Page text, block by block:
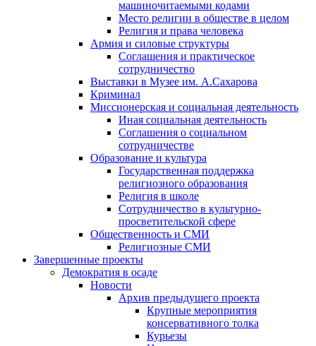
машиночитаемыми кодами
Место религии в обществе в целом
Религия и права человека
Армия и силовые структуры
Соглашения и практическое
сотрудничество
Выставки в Музее им. А.Сахарова
Криминал
Миссионерская и социальная деятельность
Иная социальная деятельность
Соглашения о социальном
сотрудничестве
Образование и культура
Государственная поддержка
религиозного образования
Религия в школе
Сотрудничество в культурно-
просветительской сфере
Общественность и СМИ
Религиозные СМИ
Завершенные проекты
Демократия в осаде
Новости
Архив предыдущего проекта
Крупные мероприятия
консервативного толка
Курьезы